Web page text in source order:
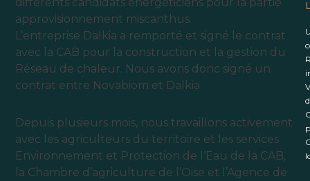
approvisionnement miscanthus.
L’entreprise Dalkia a remporté et signé le contrat
avec la CAB pour la construction et la gestion du
Réseau de chaleur. Nous avons donc signé un
contrat entre Novabiom et Dalkia
Depuis plusieurs mois, nous travaillons activement
avec les agriculteurs du territoire et les services
Environnement et Protection de l’Eau de la CAB,
la Chambre d’agriculture de l’Oise et l’Agence de